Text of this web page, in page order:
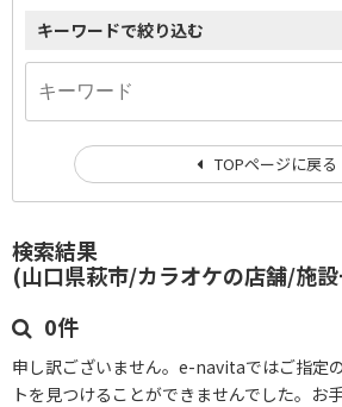
検索結果
(山口県萩市/カラオケの店舗/施設
0件
申し訳ございません。e-navitaではご指定
トを見つけることができませんでした。お
キーワードで絞り込む
TOPページに戻る